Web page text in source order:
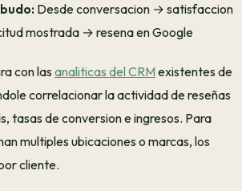
Desde conversacion → satisfaccion
mostrada → resena en Google
con las analiticas del CRM existentes de
correlacionar la actividad de reseñas
tasas de conversion e ingresos. Para
multiples ubicaciones o marcas, los
cliente.